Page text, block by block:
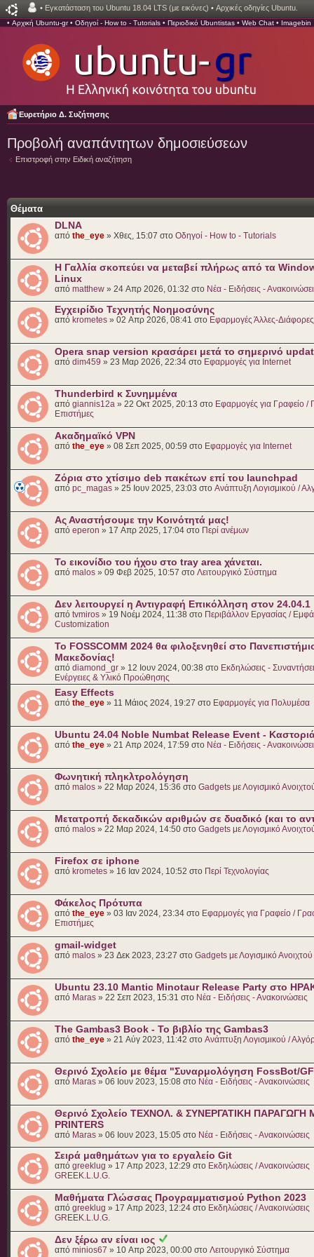
• Εγκατάσταση του Ubuntu 18.04 LTS (με εικόνες) • Αρχικές οδηγίες Ubuntu.
• Αρχική Ubuntu-gr• Οδηγοί - How to - Tutorials • Περιοδικό Ubuntistas • Web Chat • Imagebin
Ευρετήριο Δ. Συζήτησης
Προβολή αναπάντητων δημοσιεύσεων
Επιστροφή στην Ειδική αναζήτηση
Θέματα
DLNA
από the_eye » Χθες, 15:07 στο Οδηγοί - How to - Tutorials
H Γαλλία σκοπεύει να μεταβεί πλήρως από τα
Linux
από matthew » 24 Απρ 2026, 01:32 στο Νέα - Ειδήσεις -
Εγχειρίδιο Τεχνητής Νοημοσύνης
από krometes » 02 Απρ 2026, 08:41 στο Εφαρμογές Άλλες-Διάφορες
Opera snap version κρασάρει μετά το σημερινό
από dim459 » 23 Μαρ 2026, 22:34 στο Εφαρμογές για Internet
Thunderbird κ Συνημμένα
από giannis12a » 22 Οκτ 2025, 20:13 στο Εφαρμογές για Γραφείο /
Επιστήμες
Ακαδημαϊκό VPN
από the_eye » 08 Σεπ 2025, 00:59 στο Εφαρμογές για Internet
Ζόρια στο χτίσιμο deb πακέτων επί του launchpad
από pc_magas » 25 Ιουν 2025, 23:03 στο Ανάπτυξη Λογισμικού /
Ας Αναστήσουμε την Κοινότητά μας!
από eperon » 17 Απρ 2025, 17:04 στο Περί ανέμων
Το εικονίδιο του ήχου στο tray area χάνεται.
από malos » 09 Φεβ 2025, 10:57 στο Λειτουργικό Σύστημα
Δεν λειτουργεί η Αντιγραφή Επικόλληση στον 24.04.1
από tvmiros » 19 Νοέμ 2024, 11:38 στο Περιβάλλον Εργασίας /
Customization
Το FOSSCOMM 2024 θα φιλοξενηθεί στο
Μακεδονίας!
από diamond_gr » 12 Ιουν 2024, 00:38 στο Εκδηλώσεις -
Ενέργειες & Υλικό Προώθησης
Easy Effects
από the_eye » 11 Μάιος 2024, 19:27 στο Εφαρμογές για Πολυμέσα
Ubuntu 24.04 Noble Numbat Release Event -
από the_eye » 21 Απρ 2024, 17:59 στο Νέα - Ειδήσεις -
Φωνητική πληκλτρολόγηση
από malos » 22 Μαρ 2024, 15:36 στο Gadgets με Λογισμικό
Μετατροπή δεκαδικών αριθμών σε δυαδικό (και το
από malos » 22 Μαρ 2024, 14:50 στο Gadgets με Λογισμικό
Firefox σε iphone
από krometes » 16 Ιαν 2024, 10:52 στο Περί Τεχνολογίας
Φάκελος Πρότυπα
από the_eye » 03 Ιαν 2024, 23:34 στο Εφαρμογές για Γραφείο /
Επιστήμες
gmail-widget
από malos » 23 Δεκ 2023, 23:27 στο Gadgets με Λογισμικό
Ubuntu 23.10 Mantic Minotaur Release Party στο
από Maras » 22 Σεπ 2023, 15:31 στο Νέα - Ειδήσεις - Ανακοινώσεις
The Gambas3 Book - Το βιβλίο της Gambas3
από the_eye » 21 Αύγ 2023, 11:42 στο Ανάπτυξη Λογισμικού /
Θερινό Σχολείο με θέμα "Συναρμολόγηση FossBot/
από Maras » 06 Ιουν 2023, 15:08 στο Νέα - Ειδήσεις - Ανακοινώσεις
Θερινό Σχολείο ΤΕΧΝΟΛ. & ΣΥΝΕΡΓΑΤΙΚΗ ΠΑΡΑΓΩΓΗ
PRINTERS
από Maras » 06 Ιουν 2023, 15:05 στο Νέα - Ειδήσεις - Ανακοινώσεις
Σειρά μαθημάτων για το εργαλείο Git
από greeklug » 17 Απρ 2023, 12:29 στο Εκδηλώσεις / Ανακοινώσεις
GREEK.L.U.G.
Μαθήματα Γλώσσας Προγραμματισμού Python 2023
από greeklug » 17 Απρ 2023, 12:24 στο Εκδηλώσεις / Ανακοινώσεις
GREEK.L.U.G.
Δεν ξέρω αν είναι ιος
από minios67 » 10 Απρ 2023, 00:00 στο Λειτουργικό Σύστημα